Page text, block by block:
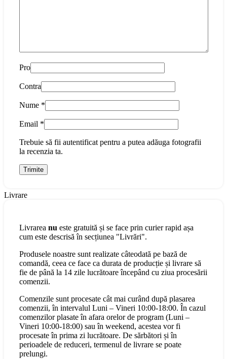
Pro
Contra
Nume *
Email *
Trebuie să fii autentificat pentru a putea adăuga fotografii
la recenzia ta.
Livrare
Livrarea nu este gratuită și se face prin curier rapid așa
cum este descrisă în secțiunea "Livrări".
Produsele noastre sunt realizate câteodată pe bază de
comandă, ceea ce face ca durata de producție și livrare să
fie de până la 14 zile lucrătoare începând cu ziua procesării
comenzii.
Comenzile sunt procesate cât mai curând după plasarea
comenzii, în intervalul Luni – Vineri 10:00-18:00. În cazul
comenzilor plasate în afara orelor de program (Luni –
Vineri 10:00-18:00) sau în weekend, acestea vor fi
procesate în prima zi lucrătoare. De sărbători și în
perioadele de reduceri, termenul de livrare se poate
prelungi.